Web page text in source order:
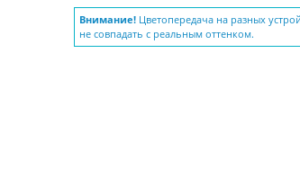
Внимание! Цветопередача на разных
не совпадать с реальным оттенком.